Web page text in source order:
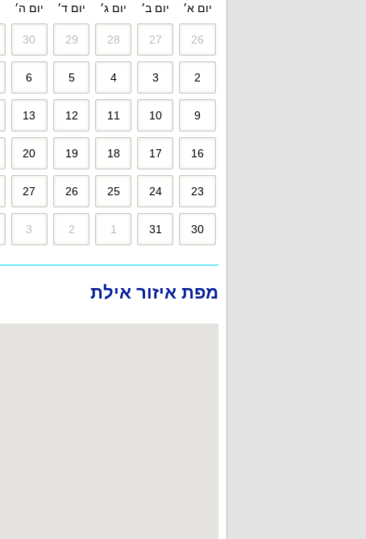
יום א׳ יום ב׳ יום ג׳ יום ד׳ יום ה׳
26
27
28
29
30
2
3
4
5
6
9
10
11
12
13
16
17
18
19
20
23
24
25
26
27
30
31
1
2
3
מפת איזור אילת